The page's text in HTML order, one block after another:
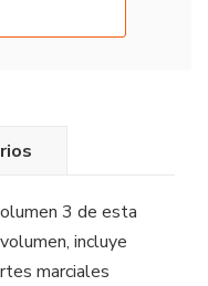
3 de esta
incluye
marciales